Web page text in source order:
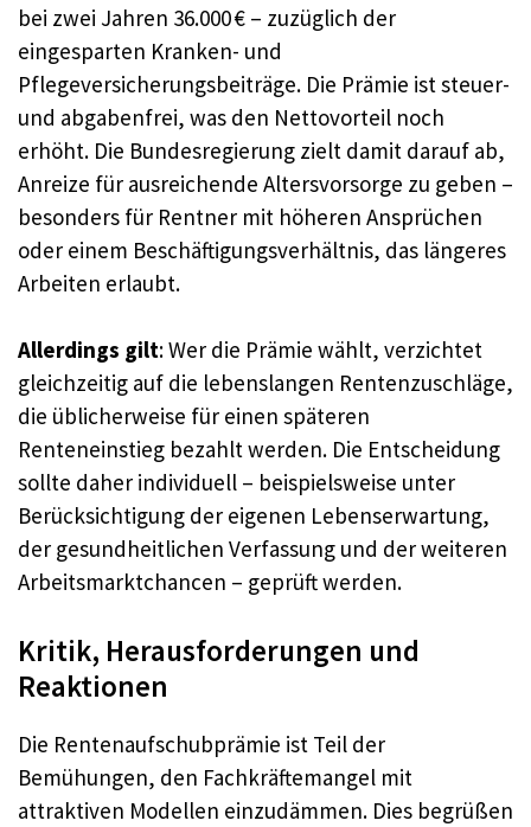
bei zwei Jahren 36.000 € – zuzüglich der
eingesparten Kranken- und
Pflegeversicherungsbeiträge. Die Prämie ist steuer-
und abgabenfrei, was den Nettovorteil noch
erhöht. Die Bundesregierung zielt damit darauf ab,
Anreize für ausreichende Altersvorsorge zu geben –
besonders für Rentner mit höheren Ansprüchen
oder einem Beschäftigungsverhältnis, das längeres
Arbeiten erlaubt.
Allerdings gilt: Wer die Prämie wählt, verzichtet
gleichzeitig auf die lebenslangen Rentenzuschläge,
die üblicherweise für einen späteren
Renteneinstieg bezahlt werden. Die Entscheidung
sollte daher individuell – beispielsweise unter
Berücksichtigung der eigenen Lebenserwartung,
der gesundheitlichen Verfassung und der weiteren
Arbeitsmarktchancen – geprüft werden.
Kritik, Herausforderungen und
Reaktionen
Die Rentenaufschubprämie ist Teil der
Bemühungen, den Fachkräftemangel mit
attraktiven Modellen einzudämmen. Dies begrüßen